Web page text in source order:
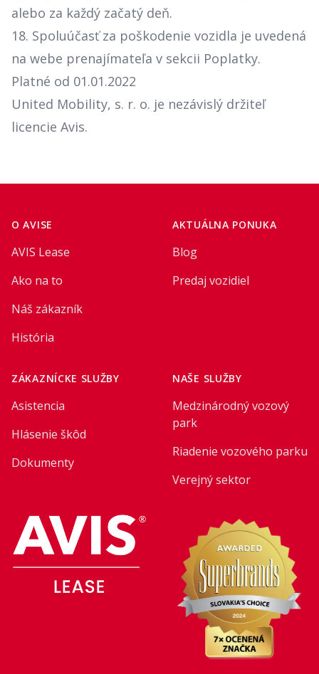
alebo za každý začatý deň.
18. Spoluúčasť za poškodenie vozidla je uvedená
na webe prenajímateľa v sekcii Poplatky.
Platné od 01.01.2022
United Mobility, s. r. o. je nezávislý držiteľ
licencie Avis.
O AVISE
AVIS Lease
Ako na to
Náš zákazník
História
AKTUÁLNA PONUKA
Blog
Predaj vozidiel
ZÁKAZNÍCKE SLUŽBY
Asistencia
Hlásenie škôd
Dokumenty
NAŠE SLUŽBY
Medzinárodný vozový
park
Riadenie vozového parku
Verejný sektor